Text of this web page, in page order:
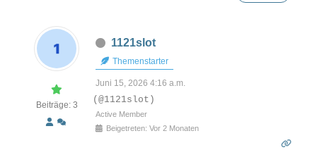
Beiträge: 3
1121slot
Themenstarter
Juni 15, 2026 4:16 a.m.
(@1121slot)
Active Member
Beigetreten: Vor 2 Monaten